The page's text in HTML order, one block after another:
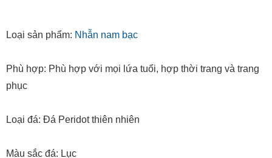
Loại sản phẩm: Nhẫn nam bạc
Phù hợp: Phù hợp với mọi lứa tuổi, hợp thời trang và trang
phục
Loại đá: Đá Peridot thiên nhiên
Màu sắc đá: Lục